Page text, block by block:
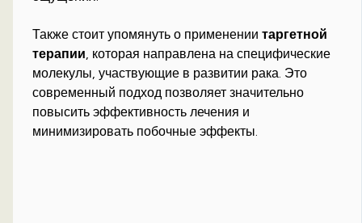
Также стоит упомянуть о применениитаргетной
терапии, которая направлена на специфические
молекулы, участвующие в развитии рака. Это
современный подход позволяет значительно
повысить эффективность лечения и
минимизировать побочные эффекты.